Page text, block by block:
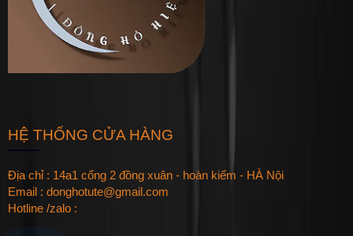
HỆ THỐNG CỬA HÀNG
Địa chỉ : 14a1 cổng 2 đồng xuân - hoàn kiếm - HÀ Nội
Email : donghotute@gmail.com
Hotline /zalo :